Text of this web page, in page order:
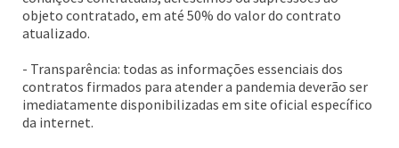
objeto contratado, em até 50% do valor do contrato
atualizado.
- Transparência: todas as informações essenciais dos
contratos firmados para atender a pandemia deverão ser
imediatamente disponibilizadas em site oficial específico
da internet.